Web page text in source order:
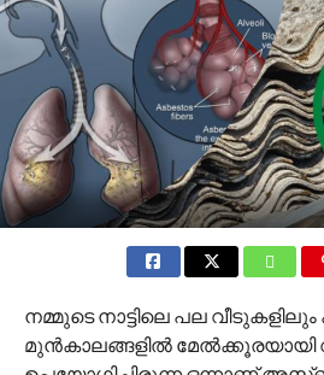
നമ്മുടെ നാട്ടിലെ പല
മുൻകാലങ്ങളിൽ മേൽക്കൂരയായി